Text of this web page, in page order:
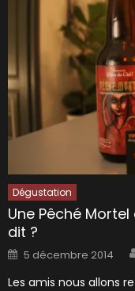
Dégustation
Une Pêché
dit ?
Posted
on
5 décembre 2014
Les amis nous allons